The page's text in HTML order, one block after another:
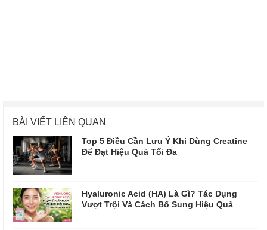
BÀI VIẾT LIÊN QUAN
Top 5 Điều Cần Lưu Ý Khi Dùng Creatine
Để Đạt Hiệu Quả Tối Đa
Hyaluronic Acid (HA) Là Gì? Tác Dụng
Vượt Trội Và Cách Bổ Sung Hiệu Quả